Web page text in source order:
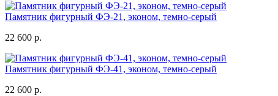
Памятник фигурный ФЭ-21, эконом, темно-серый
22 600 р.
Памятник фигурный ФЭ-41, эконом, темно-серый
22 600 р.